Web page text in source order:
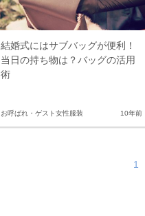
結婚式にはサブバッグが便利！
当日の持ち物は？バッグの活用
術
お呼ばれ・ゲスト女性服装 10年前
1